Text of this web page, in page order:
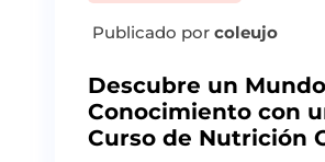
Publicado por coleujo
Descubre un
Conocimiento con
Curso de Nutrición